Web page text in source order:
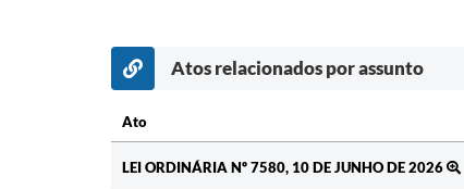
Atos relacionados por assunto
Ato
LEI ORDINÁRIA Nº 7580, 10 DE JUNHO DE 2026